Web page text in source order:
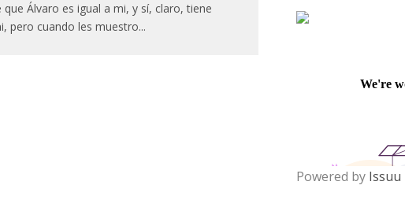
que Álvaro es igual a mi, y sí, claro, tiene
pero cuando les muestro...
Powered by Issuu